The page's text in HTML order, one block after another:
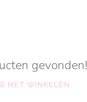
gevonden!
MET WINKELEN